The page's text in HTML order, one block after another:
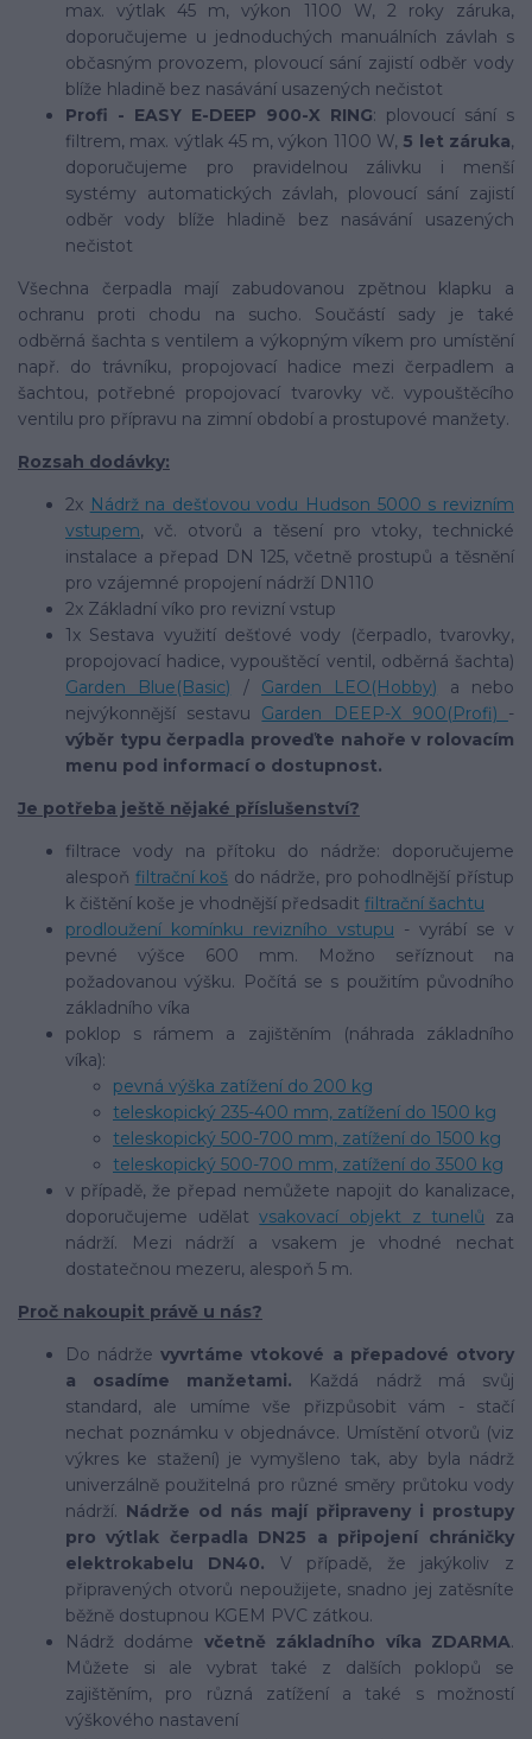
max. výtlak 45 m, výkon 1100 W, 2 roky záruka,
doporučujeme u jednoduchých manuálních závlah s
občasným provozem, plovoucí sání zajistí odběr vody
blíže hladině bez nasávání usazených nečistot
Profi - EASY E-DEEP 900-X RING: plovoucí sání s
filtrem, max. výtlak 45 m, výkon 1100 W, 5 let záruka,
doporučujeme pro pravidelnou zálivku i menší
systémy automatických závlah, plovoucí sání zajistí
odběr vody blíže hladině bez nasávání usazených
nečistot
Všechna čerpadla mají zabudovanou zpětnou klapku a
ochranu proti chodu na sucho. Součástí sady je také
odběrná šachta s ventilem a výkopným víkem pro umístění
např. do trávníku, propojovací hadice mezi čerpadlem a
šachtou, potřebné propojovací tvarovky vč. vypouštěcího
ventilu pro přípravu na zimní období a prostupové manžety.
Rozsah dodávky:
2x Nádrž na dešťovou vodu Hudson 5000 s revizním
vstupem, vč. otvorů a těsení pro vtoky, technické
instalace a přepad DN 125, včetně prostupů a těsnění
pro vzájemné propojení nádrží DN110
2x Základní víko pro revizní vstup
1x Sestava využití dešťové vody (čerpadlo, tvarovky,
propojovací hadice, vypouštěcí ventil, odběrná šachta)
Garden Blue(Basic) / Garden LEO(Hobby) a nebo
nejvýkonnější sestavu Garden DEEP-X 900(Profi) -
výběr typu čerpadla proveďte nahoře v rolovacím
menu pod informací o dostupnost.
Je potřeba ještě nějaké příslušenství?
filtrace vody na přítoku do nádrže: doporučujeme
alespoň filtrační koš do nádrže, pro pohodlnější přístup
k čištění koše je vhodnější předsadit filtrační šachtu
prodloužení komínku revizního vstupu - vyrábí se v
pevné výšce 600 mm. Možno seříznout na
požadovanou výšku. Počítá se s použitím původního
základního víka
poklop s rámem a zajištěním (náhrada základního
víka):
pevná výška zatížení do 200 kg
teleskopický 235-400 mm, zatížení do 1500 kg
teleskopický 500-700 mm, zatížení do 1500 kg
teleskopický 500-700 mm, zatížení do 3500 kg
v případě, že přepad nemůžete napojit do kanalizace,
doporučujeme udělatvsakovací objekt z tunelů za
nádrží. Mezi nádrží a vsakem je vhodné nechat
dostatečnou mezeru, alespoň 5 m.
Proč nakoupit právě u nás?
Do nádrževyvrtáme vtokové a přepadové otvory
a osadíme manžetami. Každá nádrž má svůj
standard, ale umíme vše přizpůsobit vám - stačí
nechat poznámku v objednávce. Umístění otvorů (viz
výkres ke stažení) je vymyšleno tak, aby byla nádrž
univerzálně použitelná pro různé směry průtoku vody
nádrží. Nádrže od nás mají připraveny i prostupy
pro výtlak čerpadla DN25 a připojení chráničky
elektrokabelu DN40. V případě, že jakýkoliv z
připravených otvorů nepoužijete, snadno jej zatěsníte
běžně dostupnou KGEM PVC zátkou.
Nádrž dodáme včetně základního víka ZDARMA.
Můžete si ale vybrat také z dalších poklopů se
zajištěním, pro různá zatížení a také s možností
výškového nastavení